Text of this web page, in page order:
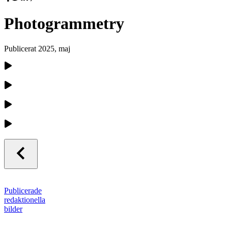
Photogrammetry
Publicerat 2025, maj
Publicerade
redaktionella
bilder